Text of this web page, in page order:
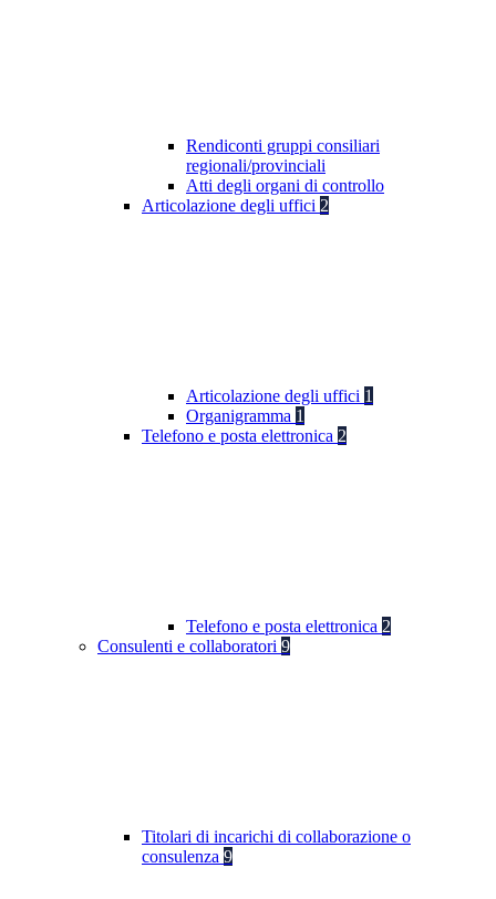
Rendiconti gruppi consiliari
regionali/provinciali
Atti degli organi di controllo
Articolazione degli uffici 2
Articolazione degli uffici 1
Organigramma 1
Telefono e posta elettronica 2
Telefono e posta elettronica 2
Consulenti e collaboratori 9
Titolari di incarichi di collaborazione o
consulenza 9